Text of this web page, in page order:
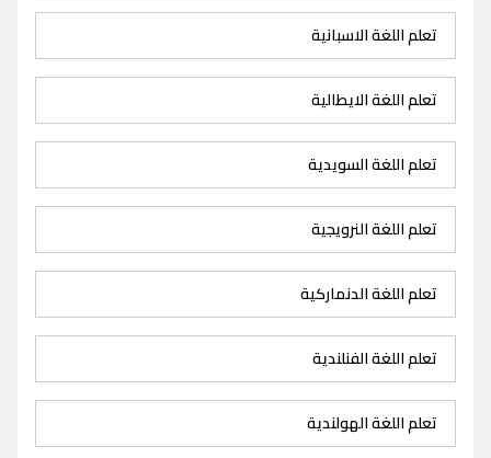
تعلم اللغة الاسبانية
تعلم اللغة الايطالية
تعلم اللغة السويدية
تعلم اللغة النرويجية
تعلم اللغة الدنماركية
تعلم اللغة الفنلندية
تعلم اللغة الهولندية